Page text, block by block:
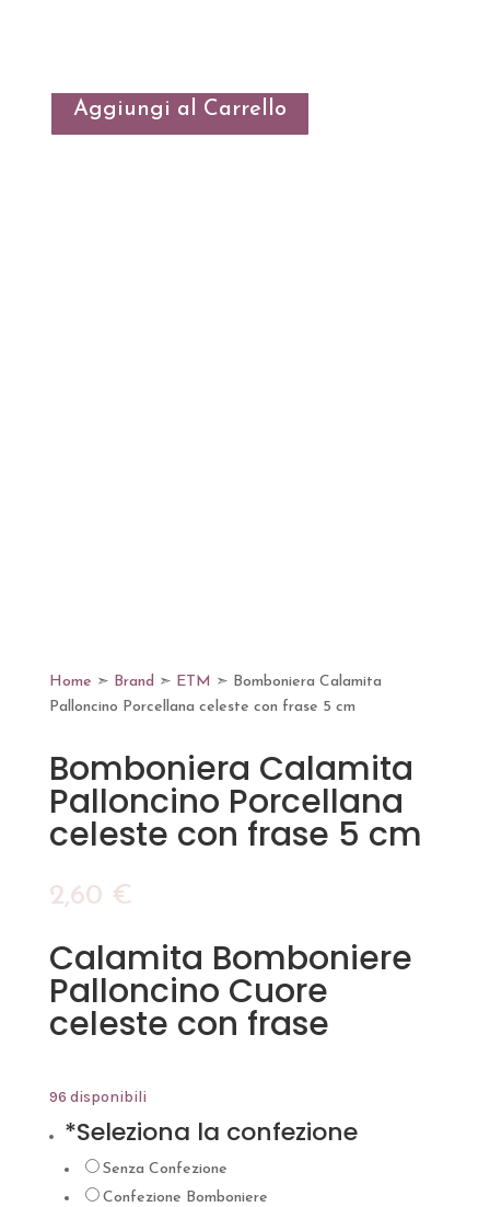
Aggiungi al Carrello
Home ➣ Brand ➣ ETM ➣ Bomboniera Calamita
Palloncino Porcellana celeste con frase 5 cm
Bomboniera Calamita
Palloncino Porcellana
celeste con frase 5 cm
2,60 €
Calamita Bomboniere
Palloncino Cuore
celeste con frase
96 disponibili
*Seleziona la confezione
Senza Confezione
Confezione Bomboniere